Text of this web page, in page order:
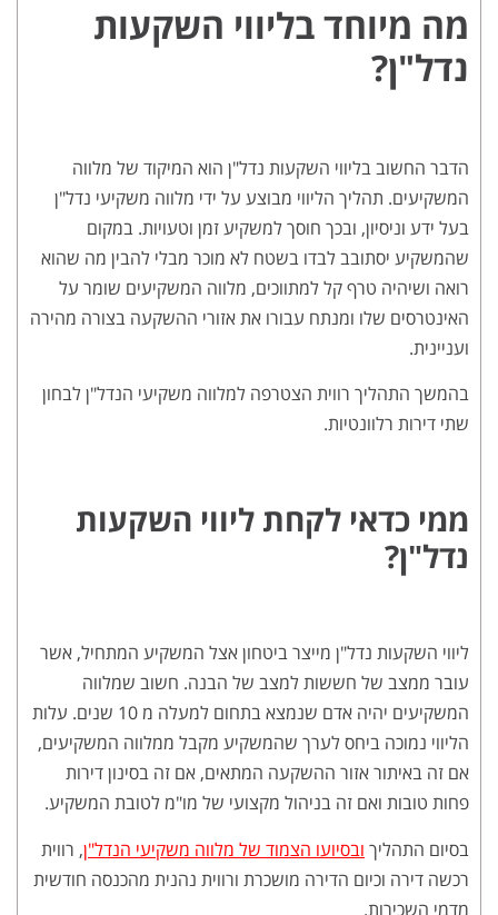
מה מיוחד בליווי השקעות
נדל"ן?
הדבר החשוב בליווי השקעות נדל"ן הוא המיקוד של מלווה
המשקיעים. תהליך הליווי מבוצע על ידי מלווה משקיעי נדל"ן
בעל ידע וניסיון, ובכך חוסך למשקיע זמן וטעויות. במקום
שהמשקיע יסתובב לבדו בשטח לא מוכר מבלי להבין מה שהוא
רואה ושיהיה טרף קל למתווכים, מלווה המשקיעים שומר על
האינטרסים שלו ומנתח עבורו את אזורי ההשקעה בצורה מהירה
ועניינית.
בהמשך התהליך רווית הצטרפה למלווה משקיעי הנדל"ן לבחון
שתי דירות רלוונטיות.
ממי כדאי לקחת ליווי השקעות
נדל"ן?
ליווי השקעות נדל"ן מייצר ביטחון אצל המשקיע המתחיל, אשר
עובר ממצב של חששות למצב של הבנה. חשוב שמלווה
המשקיעים יהיה אדם שנמצא בתחום למעלה מ 10 שנים. עלות
הליווי נמוכה ביחס לערך שהמשקיע מקבל ממלווה המשקיעים,
אם זה באיתור אזור ההשקעה המתאים, אם זה בסינון דירות
פחות טובות ואם זה בניהול מקצועי של מו"מ לטובת המשקיע.
בסיום התהליך ובסיועו הצמוד של מלווה משקיעי הנדל"ן, רווית
רכשה דירה וכיום הדירה מושכרת ורווית נהנית מהכנסה חודשית
מדמי השכירות.